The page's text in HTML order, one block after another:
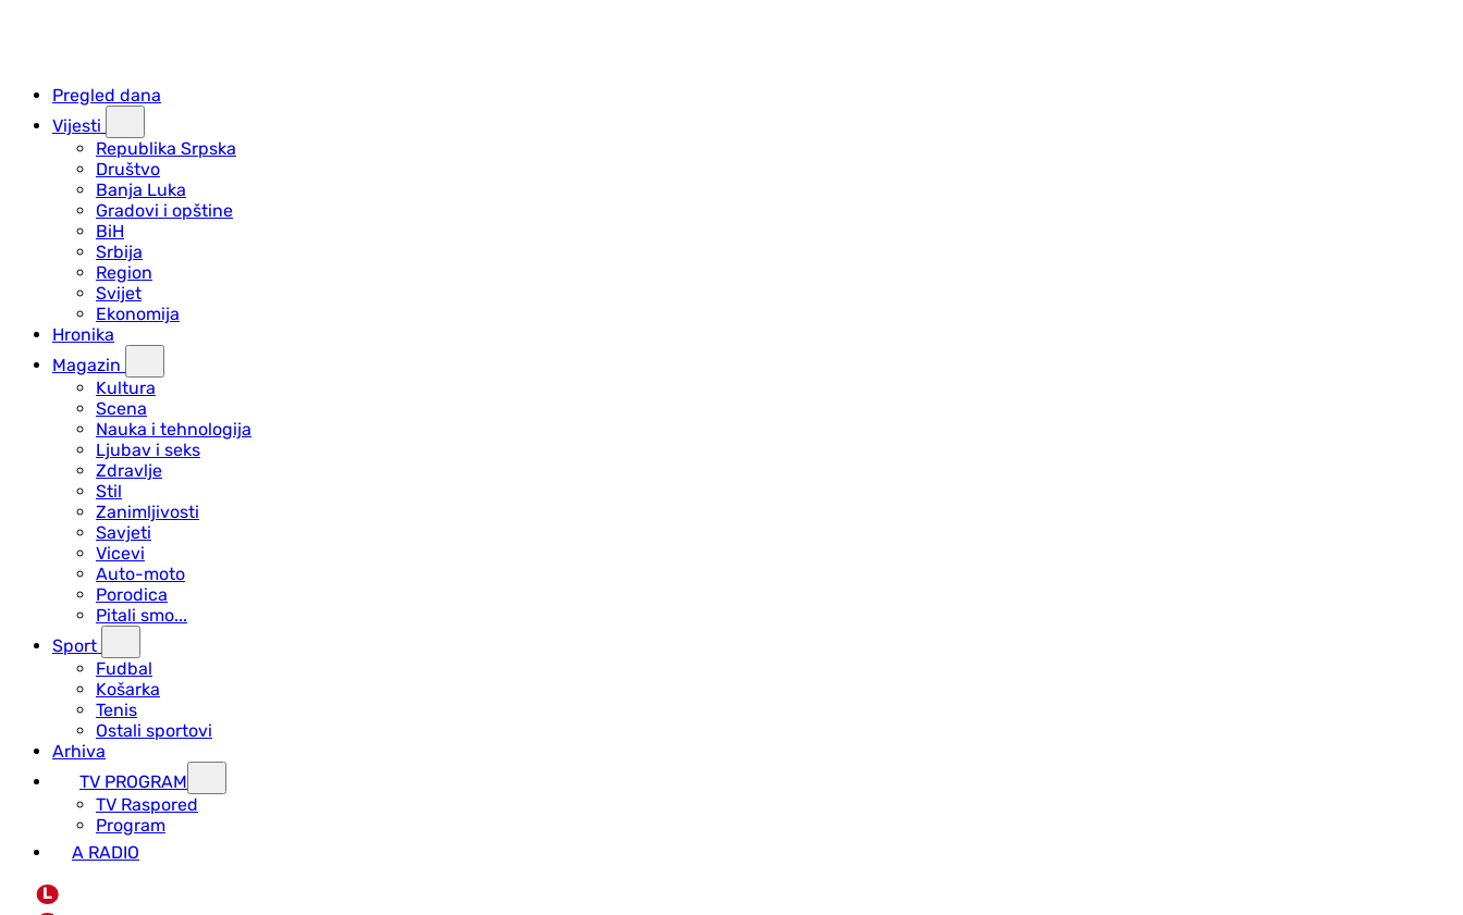
Pregled dana
Vijesti
Republika Srpska
Društvo
Banja Luka
Gradovi i opštine
BiH
Srbija
Region
Svijet
Ekonomija
Hronika
Magazin
Kultura
Scena
Nauka i tehnologija
Ljubav i seks
Zdravlje
Stil
Zanimljivosti
Savjeti
Vicevi
Auto-moto
Porodica
Pitali smo...
Sport
Fudbal
Košarka
Tenis
Ostali sportovi
Arhiva
TV PROGRAM
ТV Raspored
Program
A RADIO
L